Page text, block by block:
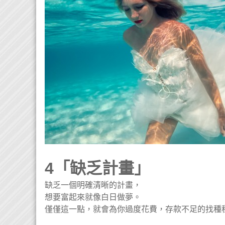
4「缺乏計畫」
缺乏一個明確清晰的計畫，
想要富起來就像白日做夢。
僅僅這一點，就會為你過度花費，存款不足的找種